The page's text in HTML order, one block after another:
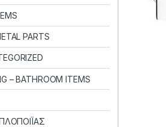
PARTS
– BATHROOM ITEMS